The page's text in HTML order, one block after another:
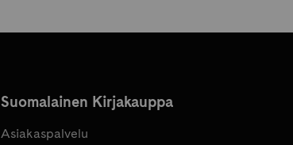
Suomalainen Kirjakauppa
Asiakaspalvelu